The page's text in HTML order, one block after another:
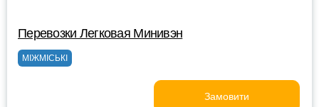
Перевозки Легковая Минивэн
МІЖМІСЬКІ
Замовити